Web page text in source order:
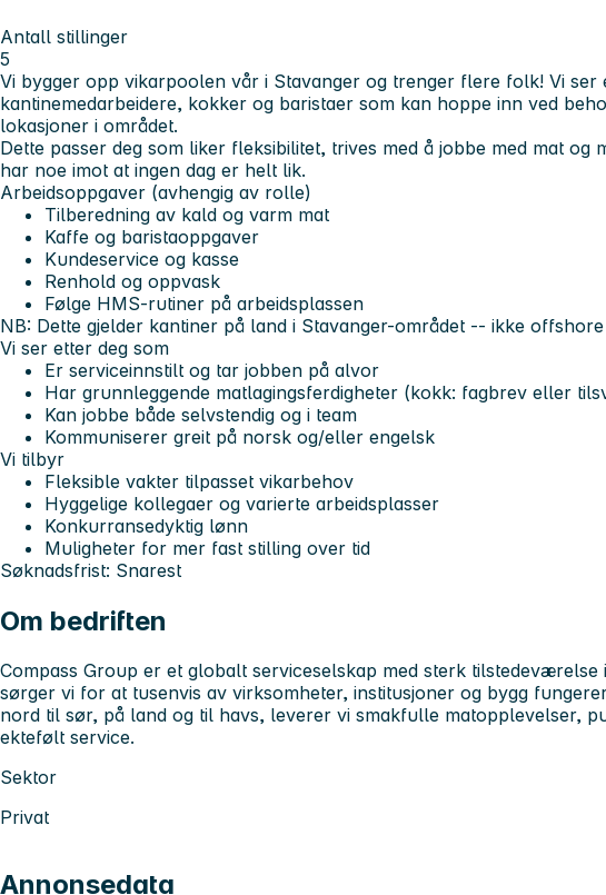
Antall stillinger
5
Vi bygger opp vikarpoolen vår i Stavanger og trenger flere folk! Vi ser
kantinemedarbeidere, kokker og baristaer som kan hoppe inn ved
lokasjoner i området.
Dette passer deg som liker fleksibilitet, trives med å jobbe med mat og
har noe imot at ingen dag er helt lik.
Arbeidsoppgaver (avhengig av rolle)
Tilberedning av kald og varm mat
Kaffe og baristaoppgaver
Kundeservice og kasse
Renhold og oppvask
Følge HMS-rutiner på arbeidsplassen
NB: Dette gjelder kantiner på land i Stavanger-området -- ikke
Vi ser etter deg som
Er serviceinnstilt og tar jobben på alvor
Har grunnleggende matlagingsferdigheter (kokk: fagbrev eller
Kan jobbe både selvstendig og i team
Kommuniserer greit på norsk og/eller engelsk
Vi tilbyr
Fleksible vakter tilpasset vikarbehov
Hyggelige kollegaer og varierte arbeidsplasser
Konkurransedyktig lønn
Muligheter for mer fast stilling over tid
Søknadsfrist: Snarest
Om bedriften
Compass Group er et globalt serviceselskap med sterk tilstedeværelse
sørger vi for at tusenvis av virksomheter, institusjoner og bygg
nord til sør, på land og til havs, leverer vi smakfulle matopplevelser,
ektefølt service.
Sektor
Privat
Annonsedata